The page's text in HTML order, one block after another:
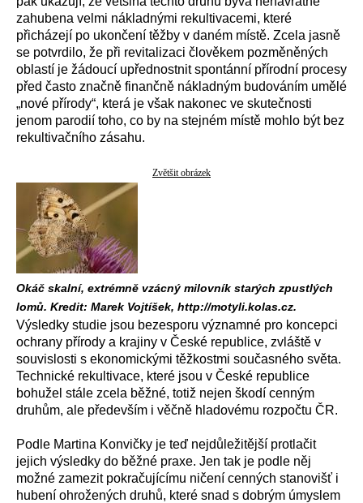
zahubena velmi nákladnými rekultivacemi, které
přicházejí po ukončení těžby v daném místě. Zcela jasně
se potvrdilo, že při revitalizaci člověkem pozměněných
oblastí je žádoucí upřednostnit spontánní přírodní procesy
před často značně finančně nákladným budováním umělé
„nové přírody“, která je však nakonec ve skutečnosti
jenom parodií toho, co by na stejném místě mohlo být bez
rekultivačního zásahu.
Zvětšit obrázek
Okáč skalní, extrémně vzácný milovník starých zpustlých
lomů. Kredit: Marek Vojtíšek, http://motyli.kolas.cz.
Výsledky studie jsou bezesporu významné pro koncepci
ochrany přírody a krajiny v České republice, zvláště v
souvislosti s ekonomickými těžkostmi současného světa.
Technické rekultivace, které jsou v České republice
bohužel stále zcela běžné, totiž nejen škodí cenným
druhům, ale především i věčně hladovému rozpočtu ČR.
Podle Martina Konvičky je teď nejdůležitější protlačit
jejich výsledky do běžné praxe. Jen tak je podle něj
možné zamezit pokračujícímu ničení cenných stanovišť i
hubení ohrožených druhů, které snad s dobrým úmyslem